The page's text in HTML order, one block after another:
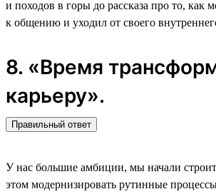
и походов в горы до рассказа про то, как
к общению и уходил от своего
8. «Время
карьеру».
Правильный ответ
У нас большие амбиции, мы начали
этом модернизировать рутинные